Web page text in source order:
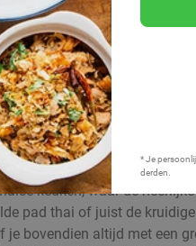
* Je
derden.
keuken, waar de
pad thai of juist de
bovendien altijd met een